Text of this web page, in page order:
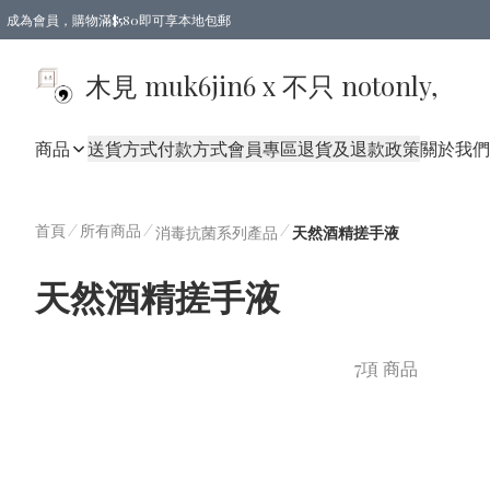
成為會員，購物滿$580即可享本地包郵
木見 muk6jin6 x 不只 notonly,
商品 送貨方式付款方式會員專區退貨及退款政策關於我們
首頁/ 所有商品 /消毒抗菌系列產品 / 天然酒精搓手液
天然酒精搓手液
7項 商品